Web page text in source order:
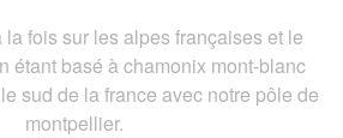
fois sur les alpes françaises et le
étant basé à chamonix mont-blanc
sud de la france avec notre pôle de
montpellier.